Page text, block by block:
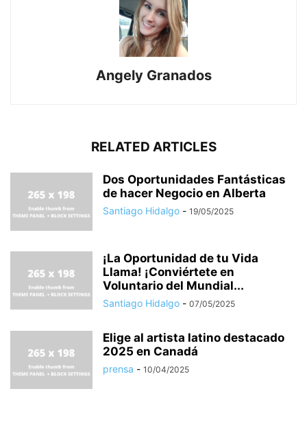
Angely Granados
RELATED ARTICLES
Dos Oportunidades Fantásticas
de hacer Negocio en Alberta
Santiago Hidalgo - 19/05/2025
¡La Oportunidad de tu Vida
Llama! ¡Conviértete en
Voluntario del Mundial...
Santiago Hidalgo - 07/05/2025
Elige al artista latino destacado
2025 en Canadá
prensa - 10/04/2025